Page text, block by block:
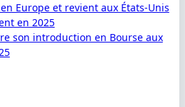
Europe et revient aux États-Unis
en 2025
son introduction en Bourse aux